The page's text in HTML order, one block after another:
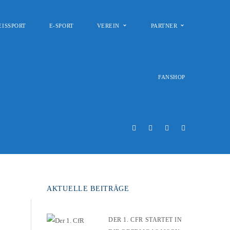
E-SPORT VEREIN PARTNER
FANSHOP
AKTUELLE BEITRÄGE
DER 1. CFR STARTET IN